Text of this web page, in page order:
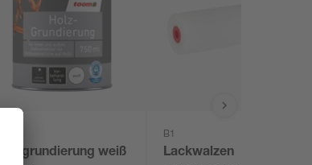
Holzgrundierung weiß
B1
Lackwalzen